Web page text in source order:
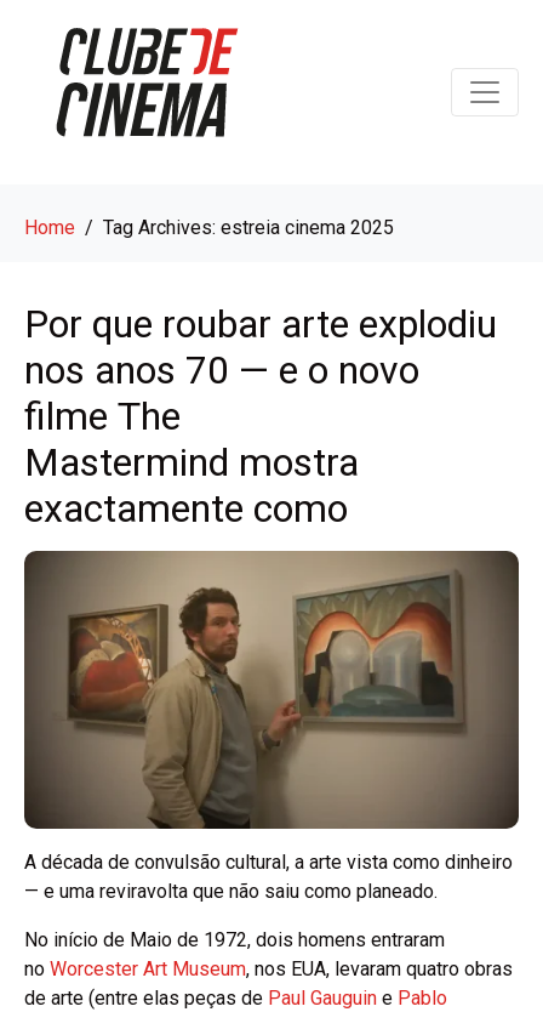
Home Tag Archives: estreia cinema 2025
Por que roubar arte explodiu
nos anos 70 — e o novo
filme The
Mastermind mostra
exactamente como
A década de convulsão cultural, a arte vista como dinheiro
— e uma reviravolta que não saiu como planeado.
No início de Maio de 1972, dois homens entraram
no Worcester Art Museum, nos EUA, levaram quatro obras
de arte (entre elas peças de Paul Gauguin e Pablo